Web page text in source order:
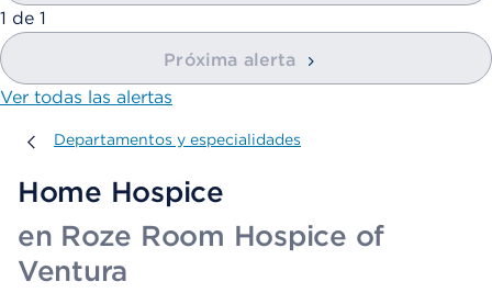
mostrando
1 de 1
Próxima alerta
Ver todas las alertas
Departamentos y especialidades
Departamentos y especialidades
Home Hospice
en Roze Room Hospice of
Ventura